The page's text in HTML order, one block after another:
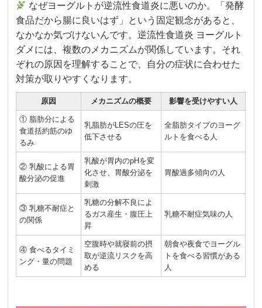
なぜヨーグルトが逆流性食道炎に悪いのか。「発酵
食品だから腸に良いはず」という固定観念があると、
なかなか気づけないんです。逆流性食道炎 ヨーグルト
ダメには、複数のメカニズムが関係しています。それ
ぞれの原因を理解することで、自分の症状に合わせた
対策が取りやすくなります。
原因 メカニズムの概要 影響を受けやすい人
① 脂肪分による
食道括約筋のゆ
るみ
乳脂肪がLESの圧を
低下させる
全脂肪タイプのヨーグ
ルトを食べる人
② 乳酸による胃
酸分泌の促進
乳酸が胃内のpHを変
化させ、胃酸分泌を
刺激
胃酸過多傾向の人
③ 乳糖不耐症と
の関係
乳糖の分解不良によ
るガス産生・腹圧上
昇
乳糖不耐症気味の人
④ 食べるタイミ
ング・量の問題
空腹時や就寝前の摂
取が逆流リスクを高
める
朝食や夜食でヨーグル
トを食べる習慣がある
人